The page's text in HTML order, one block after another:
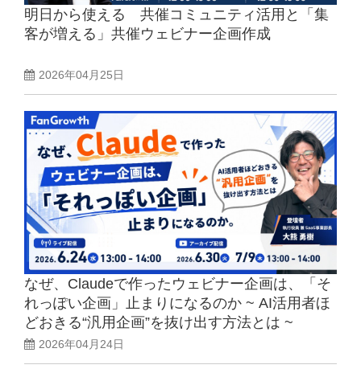
明日から使える 共催コミュニティ活用と「集
客が増える」共催ウェビナー企画作成
2026年04月25日
なぜ、Claudeで作ったウェビナー企画は、「そ
れっぽい企画」止まりになるのか ~ AI活用者ほ
どおきる“汎用企画”を抜け出す方法とは ~
2026年04月24日